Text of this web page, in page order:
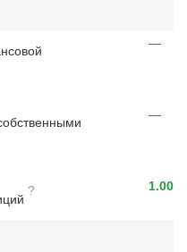
—
—
? 1.00